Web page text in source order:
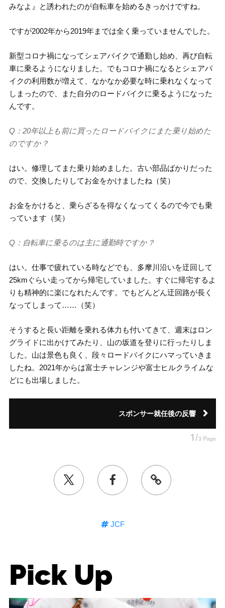
みなよ』と誘われたのが自転車を始めるきっかけですね。
ですが2002年から2019年までは全く乗っていませんでした。
新型コロナ禍になってシェアバイクで通勤し始め、再び自転
車に乗るようになりました。でもコロナ禍になるとシェアバ
イクの利用数が増えて、なかなか必要な時に乗れなくなって
しまったので、また自分のロードバイクに乗るようになった
んです。
Q：20年以上も前に買ったロードバイクにまた乗り始めた
のですか？
はい。修理してまた乗り始めました。古い部品ばかりだった
ので、交換したりしてお金をかけましたね（笑）
お金をかけると、乗らざるを得なくなってくるので今でも乗
っています（笑）
Q：自転車に乗るのは主に通勤時ですか？
はい。仕事で疲れている時などでも、多摩川沿いを迂回して
25kmぐらい走ってから帰宅していました。すぐに帰宅するよ
りも精神的に楽になれたんです。でもどんどん迂回路が長く
なってしまって……（笑）
そうすると長い距離を乗れる体力も付いてきて、週末はロン
グライドに出かけてみたり、山の坂道を登りに行ったりしま
した。山は景色も良く、段々ロードバイクにハマっていきま
したね。2021年からは富士チャレンジや富士ヒルクライムな
どにも出場しました。
スポンサー就任後の反響
1/3 Page
JCF
Pick Up